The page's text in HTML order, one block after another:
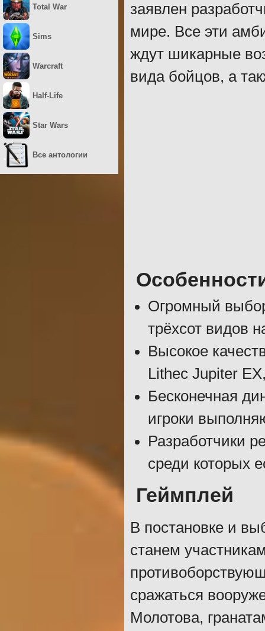
заявлен
мире. Все эти
ждут шикарные
вида бойцов, а
Огромный
трёхсот видов
Высокое
Lithec Jupiter
Бесконечная
игроки
Разработчики
среди которых
Геймплей
В постановке и
станем
сражаться
Молотова,
Total War
Sims
Warcraft
Half-Life
Star Wars
Все антологии